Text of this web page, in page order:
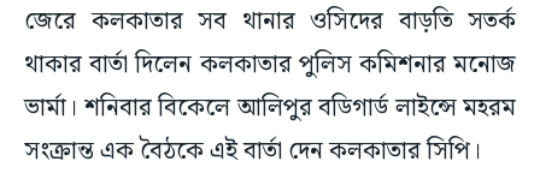
জেরে কলকাতার সব থানার ওসিদের বাড়তি সতর্ক
থাকার বার্তা দিলেন কলকাতার পুলিস কমিশনার মনোজ
ভার্মা। শনিবার বিকেলে আলিপুর বডিগার্ড লাইন্সে মহরম
সংক্রান্ত এক বৈঠকে এই বার্তা দেন কলকাতার সিপি।